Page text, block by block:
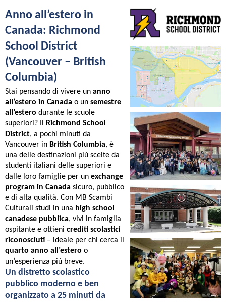
Anno all’estero in
Canada: Richmond
School District
(Vancouver – British
Columbia)
Stai pensando di vivere un anno
all’estero in Canada o un semestre
all’estero durante le scuole
superiori? Il
Richmond School
District, a pochi minuti da
Vancouver in British Columbia, è
una delle destinazioni più scelte da
studenti italiani delle superiori e
dalle loro famiglie per un exchange
program in Canada sicuro, pubblico
e di alta qualità. Con MB Scambi
Culturali studi in una high school
canadese pubblica, vivi in famiglia
ospitante e ottieni crediti scolastici
riconosciuti – ideale per chi cerca il
quarto anno all’estero o
un’esperienza più breve.
Un distretto scolastico
pubblico moderno e ben
organizzato a 25 minuti da